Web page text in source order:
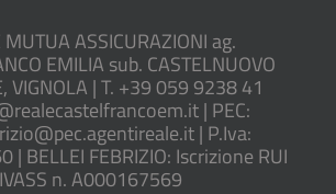
MUTUA ASSICURAZIONI ag.
EMILIA sub. CASTELNUOVO
VIGNOLA | T. +39 059 9238 41
| PEC:
| P.Iva:
| BELLEI FEBRIZIO: Iscrizione RUI
IVASS n. A000167569